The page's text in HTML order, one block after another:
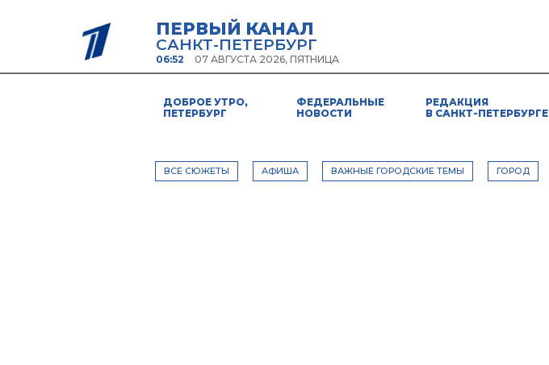
ПЕРВЫЙ КАНАЛ
САНКТ-ПЕТЕРБУРГ
06:52 07 АВГУСТА 2026, ПЯТНИЦА
ДОБРОЕ УТРО,
ПЕТЕРБУРГ
ФЕДЕРАЛЬНЫЕ
НОВОСТИ
РЕДАКЦИЯ
В САНКТ-ПЕТЕРБУРГЕ
ВСЕ СЮЖЕТЫ АФИША ВАЖНЫЕ ГОРОДСКИЕ ТЕМЫ ГОРОД